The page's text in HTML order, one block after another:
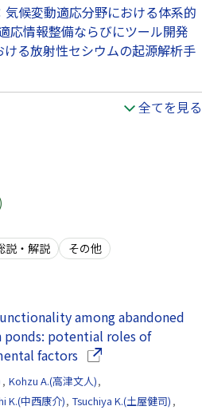
候変動適応分野における体系的
応情報整備ならびにツール開発
る放射性セシウムの起源解析手
全てを見る
説・解説 その他
among abandoned
potential roles of
factors（別ウインドウで開
, Kohzu A.(高津文人),
K.(中西康介), Tsuchiya K.(土屋健司) ,